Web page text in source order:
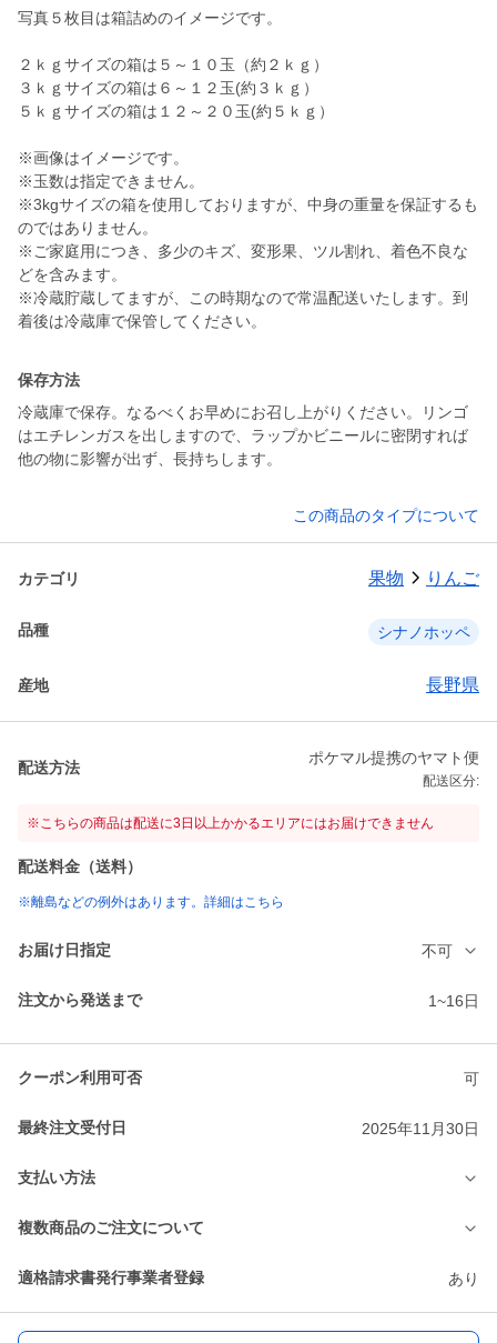
写真５枚目は箱詰めのイメージです。
２ｋｇサイズの箱は５～１０玉（約２ｋｇ）
３ｋｇサイズの箱は６～１２玉(約３ｋｇ）
５ｋｇサイズの箱は１２～２０玉(約５ｋｇ）
※画像はイメージです。
※玉数は指定できません。
※3kgサイズの箱を使用しておりますが、中身の重量を保証するも
のではありません。
※ご家庭用につき、多少のキズ、変形果、ツル割れ、着色不良な
どを含みます。
※冷蔵貯蔵してますが、この時期なので常温配送いたします。到
着後は冷蔵庫で保管してください。
保存方法
冷蔵庫で保存。なるべくお早めにお召し上がりください。リンゴ
はエチレンガスを出しますので、ラップかビニールに密閉すれば
他の物に影響が出ず、長持ちします。
この商品のタイプについて
カテゴリ 果物 りんご
品種 シナノホッペ
産地 長野県
配送方法
ポケマル提携のヤマト便
配送区分:
※こちらの商品は配送に3日以上かかるエリアにはお届けできません
配送料金（送料）
※離島などの例外はあります。詳細はこちら
お届け日指定 不可
注文から発送まで 1~16日
クーポン利用可否 可
最終注文受付日 2025年11月30日
支払い方法
複数商品のご注文について
適格請求書発行事業者登録 あり